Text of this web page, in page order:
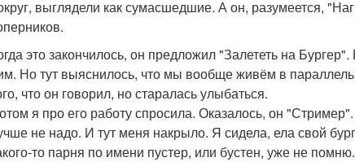
выглядели как сумасшедшие. А он, разумеется,
это закончилось, он предложил "Залететь на
Но тут выяснилось, что мы вообще живём в
что он говорил, но старалась улыбаться.
я про его работу спросила. Оказалось, он
не надо. И тут меня накрыло. Я сидела, ела свой
то парня по имени пустер, или бустен, уже не